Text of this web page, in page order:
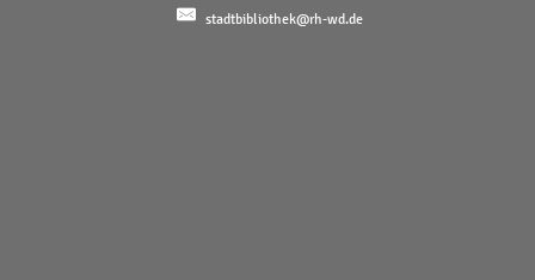
stadtbibliothek@rh-wd.de